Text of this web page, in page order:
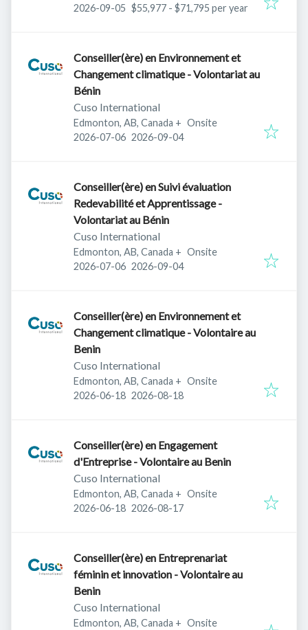
Expires:
2026-09-05 $55,977 - $71,795 per year
Conseiller(ère) en Environnement et
Changement climatique - Volontariat au
Bénin
Cuso International
Edmonton, AB, Canada + Onsite
Published:
2026-07-06 Expires:
2026-09-04
Conseiller(ère) en Suivi évaluation
Redevabilité et Apprentissage -
Volontariat au Bénin
Cuso International
Edmonton, AB, Canada + Onsite
Published:
2026-07-06 Expires:
2026-09-04
Conseiller(ère) en Environnement et
Changement climatique - Volontaire au
Benin
Cuso International
Edmonton, AB, Canada + Onsite
Published:
2026-06-18 Expires:
2026-08-18
Conseiller(ère) en Engagement
d'Entreprise - Volontaire au Benin
Cuso International
Edmonton, AB, Canada + Onsite
Published:
2026-06-18 Expires:
2026-08-17
Conseiller(ère) en Entreprenariat
féminin et innovation - Volontaire au
Benin
Cuso International
Edmonton, AB, Canada + Onsite